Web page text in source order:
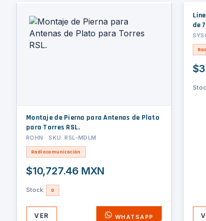
Montaje de Pierna para Antenas de Plato
para Torres RSL.
ROHN · SKU: RSL-MDLM
Radiocomunicación
$10,727.46 MXN
Stock: 0
VER WHATSAPP
de